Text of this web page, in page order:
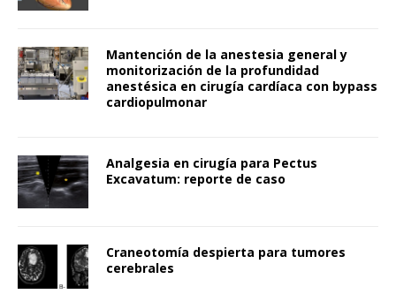
Mantención de la anestesia general y
monitorización de la profundidad
anestésica en cirugía cardíaca con bypass
cardiopulmonar
Analgesia en cirugía para Pectus
Excavatum: reporte de caso
Craneotomía despierta para tumores
cerebrales